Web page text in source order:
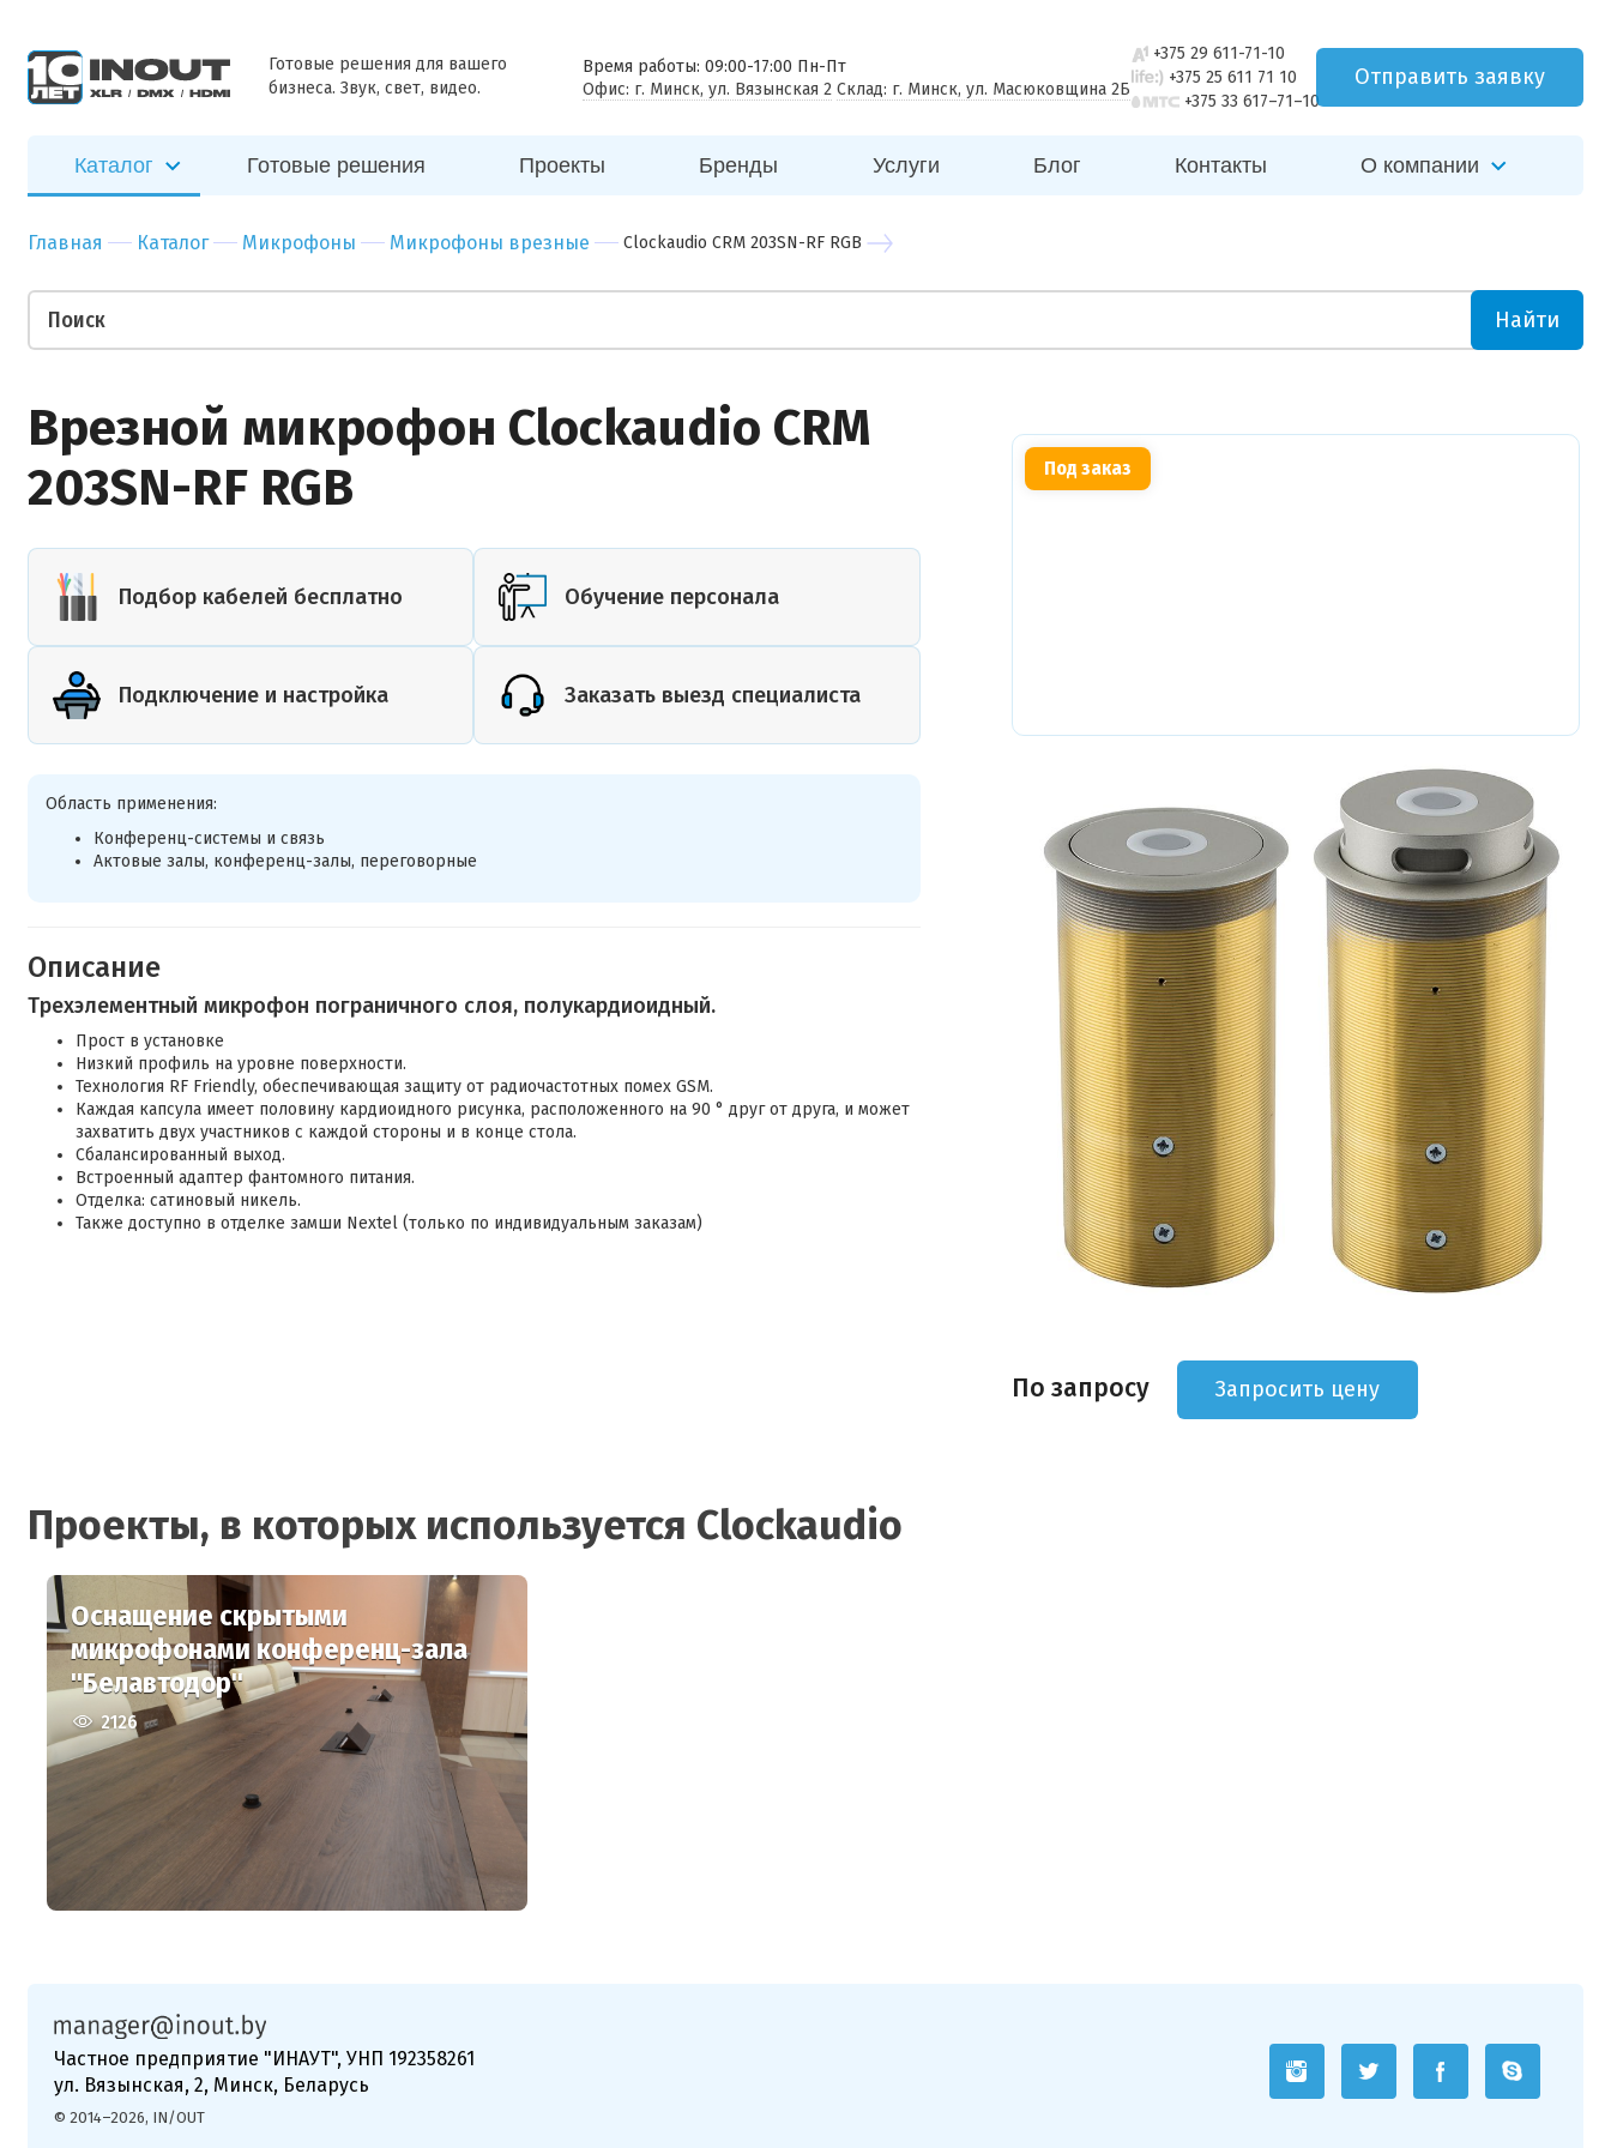
Готовые решения для вашего
бизнеса. Звук, свет, видео.
Время работы: 09:00-17:00 Пн-Пт
Офис: г. Минск, ул. Вязынская 2 Склад: г. Минск, ул. Масюковщина 2Б
+375 29 611-71-10
+375 25 611 71 10
+375 33 617–71–10
Отправить заявку
Каталог Готовые решения Проекты Бренды Услуги Блог Контакты О компании
Главная Каталог Микрофоны Микрофоны врезные Clockaudio CRM 203SN-RF RGB
Найти
Врезной микрофон Clockaudio CRM
203SN-RF RGB
Подбор кабелей бесплатно Обучение персонала
Подключение и настройка Заказать выезд специалиста
Область применения:
Конференц-системы и связь
Актовые залы, конференц-залы, переговорные
Описание
Трехэлементный микрофон пограничного слоя, полукардиоидный.
Прост в установке
Низкий профиль на уровне поверхности.
Технология RF Friendly, обеспечивающая защиту от радиочастотных помех GSM.
Каждая капсула имеет половину кардиоидного рисунка, расположенного на 90 ° друг от друга, и может
захватить двух участников с каждой стороны и в конце стола.
Сбалансированный выход.
Встроенный адаптер фантомного питания.
Отделка: сатиновый никель.
Также доступно в отделке замши Nextel (только по индивидуальным заказам)
Под заказ
По запросу Запросить цену
Проекты, в которых используется Clockaudio
Оснащение скрытыми
микрофонами конференц-зала
"Белавтодор"
2126
Отправить
свяжется с
вами в
Отправить
Ресторан
Переговорная комната
Гостиница
Бутик
Музей
Салон красоты
Бизнес центр
Ваши пожелания
или план
Частное предприятие "ИНАУТ", УНП 192358261
ул. Вязынская, 2, Минск, Беларусь
© 2014–2026, IN/OUT